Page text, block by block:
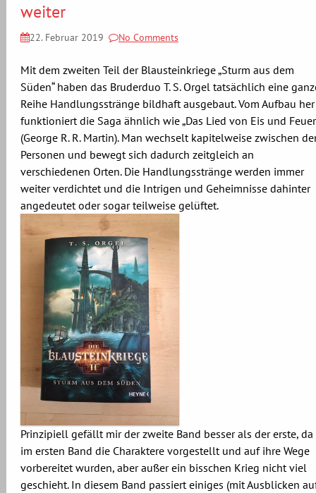
weiter
22. Februar 2019 No Comments
Mit dem zweiten Teil der Blausteinkriege „Sturm aus dem
Süden“ haben das Bruderduo T. S. Orgel tatsächlich eine
Reihe Handlungsstränge bildhaft ausgebaut. Vom Aufbau her
funktioniert die Saga ähnlich wie „Das Lied von Eis und
(George R. R. Martin). Man wechselt kapitelweise zwischen
Personen und bewegt sich dadurch zeitgleich an
verschiedenen Orten. Die Handlungsstränge werden immer
weiter verdichtet und die Intrigen und Geheimnisse dahinter
angedeutet oder sogar teilweise gelüftet.
Prinzipiell gefällt mir der zweite Band besser als der erste, da
im ersten Band die Charaktere vorgestellt und auf ihre Wege
vorbereitet wurden, aber außer ein bisschen Krieg nicht viel
geschieht. In diesem Band passiert einiges (mit Ausblicken